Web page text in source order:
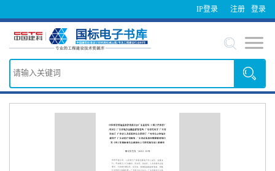
IP登录 登录
注册